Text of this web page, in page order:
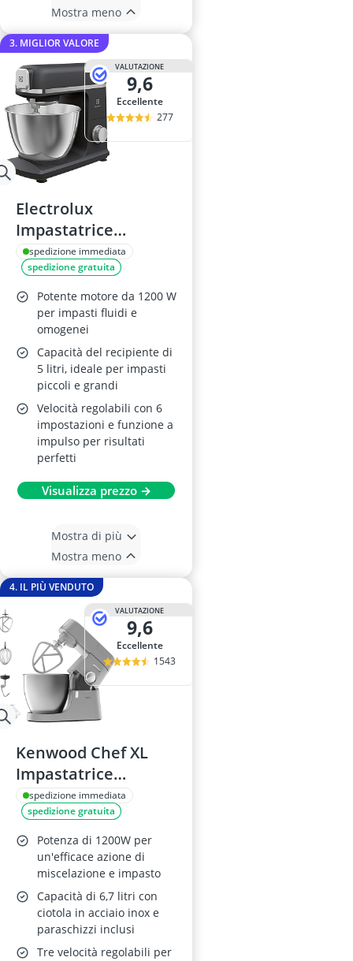
Mostra meno
3. MIGLIOR VALORE
VALUTAZIONE
9,6
Eccellente
277
Electrolux
Impastatrice
Planetaria E5KM1-
4BPT Black Pearl
spedizione immediata
spedizione gratuita
Potente motore da 1200 W
per impasti fluidi e
omogenei
Capacità del recipiente di
5 litri, ideale per impasti
piccoli e grandi
Velocità regolabili con 6
impostazioni e funzione a
impulso per risultati
perfetti
Visualizza prezzo →
Mostra di più
Mostra meno
4. IL PIÙ VENDUTO
VALUTAZIONE
9,6
Eccellente
1543
Kenwood Chef XL
Impastatrice
KVL4100S 6,7L
spedizione immediata
spedizione gratuita
Potenza di 1200W per
un'efficace azione di
miscelazione e impasto
Capacità di 6,7 litri con
ciotola in acciaio inox e
paraschizzi inclusi
Tre velocità regolabili per